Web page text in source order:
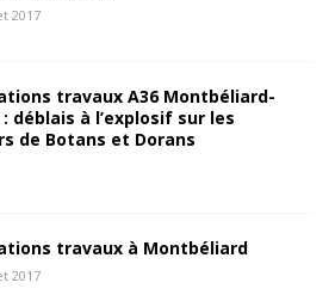
2017
travaux A36 Montbéliard-
déblais à l’explosif sur les
de Botans et Dorans
travaux à Montbéliard
2017